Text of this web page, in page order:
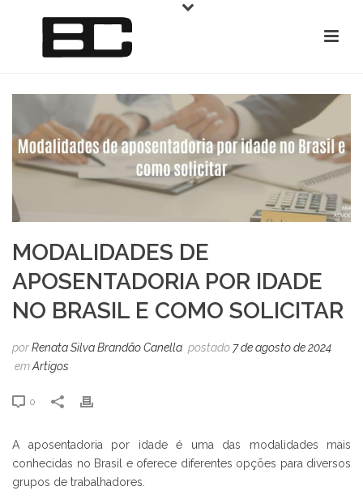
MODALIDADES DE
APOSENTADORIA POR IDADE
NO BRASIL E COMO SOLICITAR
porRenata Silva Brandão Canella postado 7 de agosto de 2024
emArtigos
0
A aposentadoria por idade é uma das modalidades mais
conhecidas no Brasil e oferece diferentes opções para diversos
grupos de trabalhadores.